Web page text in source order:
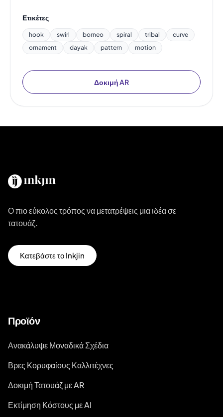
Ετικέτες
hook swirl borneo spiral tribal
curve
ornament
dayak pattern motion
Δοκιμή AR
Ο πιο εύκολος τρόπος να μετατρέψεις μια ιδέα σε
τατουάζ.
Κατεβάστε το Inkjin
Προϊόν
Ανακάλυψε Μοναδικά Σχέδια
Βρες Κορυφαίους Καλλιτέχνες
Δοκιμή Τατουάζ με AR
Εκτίμηση Κόστους με AI